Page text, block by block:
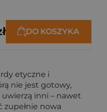
DO KOSZYKA
etyczne i
nie jest gotowy,
uwierzą inni – nawet
zupełnie nowa